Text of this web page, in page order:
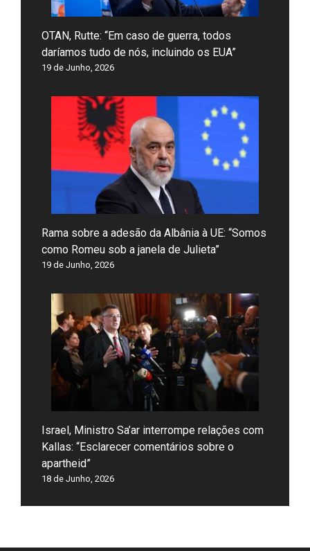
OTAN, Rutte: “Em caso de guerra, todos
daríamos tudo de nós, incluindo os EUA”
19 de Junho, 2026
Rama sobre a adesão da Albânia à UE: “Somos
como Romeu sob a janela de Julieta”
19 de Junho, 2026
Israel, Ministro Sa’ar interrompe relações com
Kallas: “Esclarecer comentários sobre o
apartheid”
18 de Junho, 2026